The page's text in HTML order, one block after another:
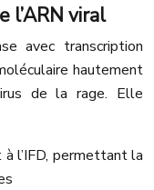
l’ARN viral
avec transcription
hautement
de la rage. Elle
l’IFD, permettant la